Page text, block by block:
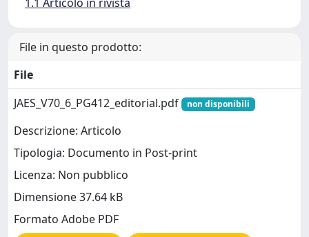
File in questo prodotto:
File
JAES_V70_6_PG412_editorial.pdf
non disponibili
Descrizione: Articolo
Tipologia: Documento in Post-print
Licenza: Non pubblico
Dimensione 37.64 kB
Formato Adobe PDF